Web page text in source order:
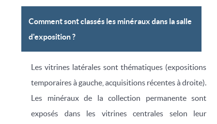
Comment sont classés les minéraux dans la salle
d'exposition ?
Les vitrines latérales sont thématiques (expositions
temporaires à gauche, acquisitions récentes à droite).
Les minéraux de la collection permanente sont
exposés dans les vitrines centrales selon leur